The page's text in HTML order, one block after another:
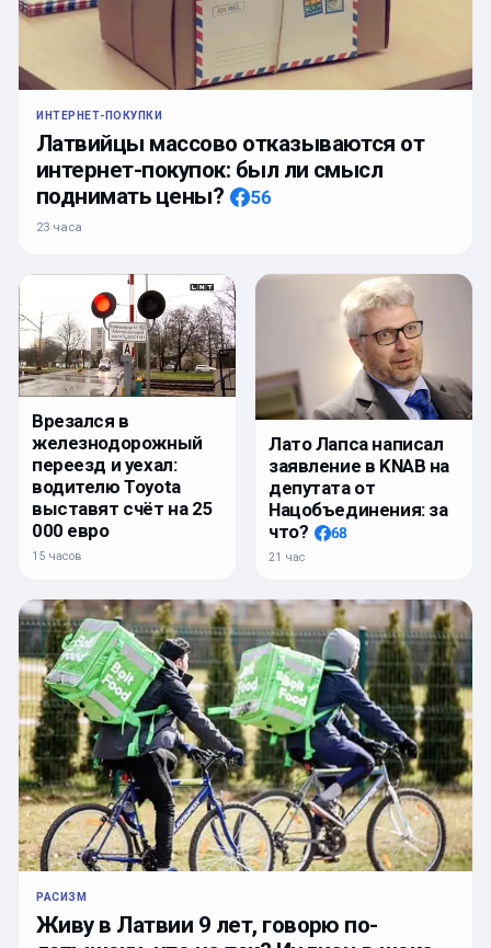
ИНТЕРНЕТ-ПОКУПКИ
Латвийцы массово отказываются от
интернет-покупок: был ли смысл
поднимать цены?
56
23 часа
Врезался в
железнодорожный
переезд и уехал:
водителю Toyota
выставят счёт на 25
000 евро
15 часов
Лато Лапса написал
заявление в KNAB на
депутата от
Нацобъединения: за
что?
68
21 час
РАСИЗМ
Живу в Латвии 9 лет, говорю по-